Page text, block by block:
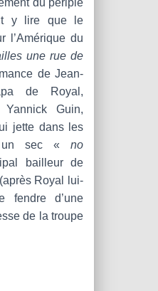
du périple
y lire que le
l’Amérique du
une rue de
de Jean-
de Royal,
Guin,
jette dans les
sec «no
bailleur de
Royal lui-
fendre d’une
de la troupe